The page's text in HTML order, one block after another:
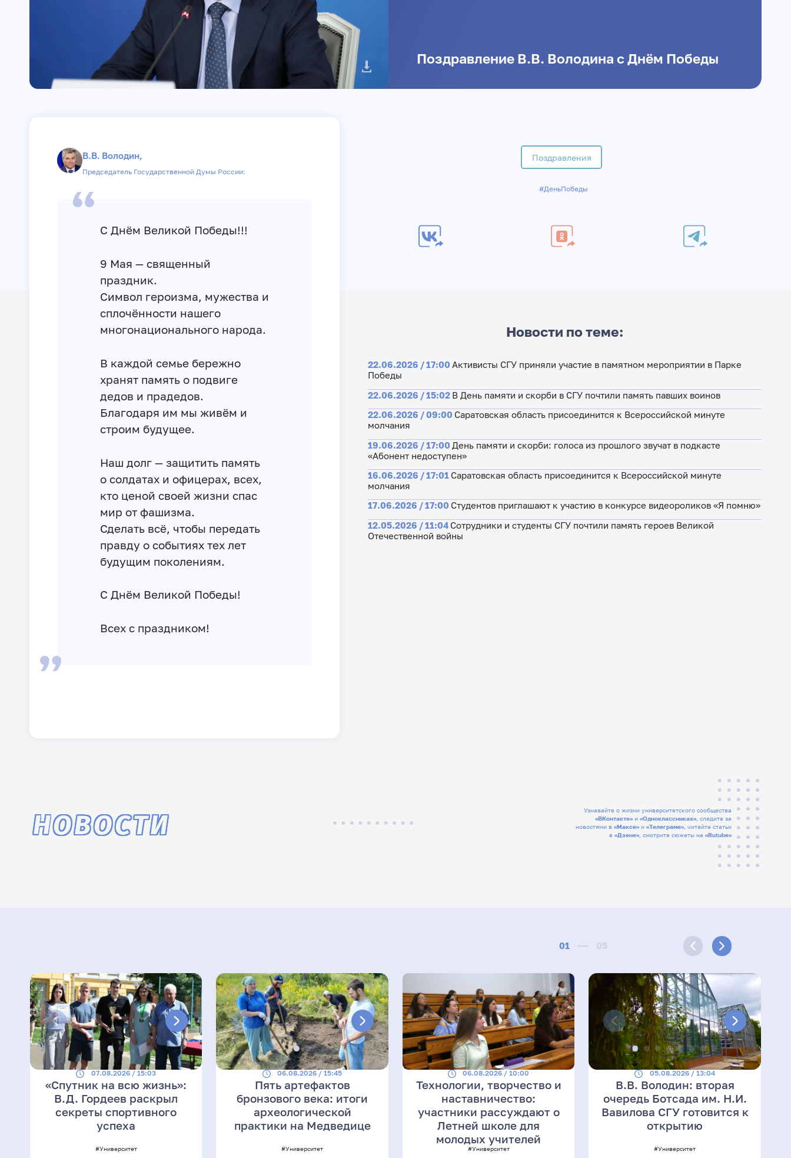
Поздравление В.В. Володина с Днём Победы
В.В. Володин,
Председатель Государственной Думы России:
С Днём Великой Победы!!!
9 Мая — священный
праздник.
Символ героизма, мужества и
сплочённости нашего
многонационального народа.
В каждой семье бережно
хранят память о подвиге
дедов и прадедов.
Благодаря им мы живём и
строим будущее.
Наш долг — защитить память
о солдатах и офицерах, всех,
кто ценой своей жизни спас
мир от фашизма.
Сделать всё, чтобы передать
правду о событиях тех лет
будущим поколениям.
С Днём Великой Победы!
Всех с праздником!
Поздравления
#ДеньПобеды
Новости по теме:
22.06.2026 / 17:00 Активисты СГУ приняли участие в памятном мероприятии в Парке
Победы
22.06.2026 / 15:02 В День памяти и скорби в СГУ почтили память павших воинов
22.06.2026 / 09:00 Саратовская область присоединится к Всероссийской минуте
молчания
19.06.2026 / 17:00 День памяти и скорби: голоса из прошлого звучат в подкасте
«Абонент недоступен»
16.06.2026 / 17:01 Саратовская область присоединится к Всероссийской минуте
молчания
17.06.2026 / 17:00 Студентов приглашают к участию в конкурсе видеороликов «Я помню»
12.05.2026 / 11:04 Сотрудники и студенты СГУ почтили память героев Великой
Отечественной войны
Узнавайте о жизни университетского сообщества
«ВКонтакте» и«Одноклассниках» , следите за
новостями в«Максе» и«Телеграме» , читайте статьи
в«Дзене» , смотрите сюжеты на«Rutube»
НОВОСТИ
01 05
07.08.2026 / 15:03
«Спутник на всю жизнь»:
В.Д. Гордеев раскрыл
секреты спортивного
успеха
#Университет
06.08.2026 / 15:45
Пять артефактов
бронзового века: итоги
археологической
практики на Медведице
#Университет
06.08.2026 / 10:00
Технологии, творчество и
наставничество:
участники рассуждают о
Летней школе для
молодых учителей
#Университет
05.08.2026 / 13:04
В.В. Володин: вторая
очередь Ботсада им. Н.И.
Вавилова СГУ готовится к
открытию
#Университет